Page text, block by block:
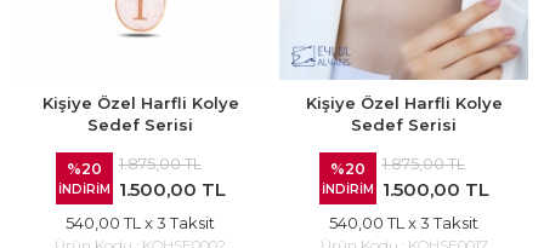
Kişiye Özel Harfli Kolye
Sedef Serisi
%20
İNDİRİM
1.875,00 TL
1.500,00 TL
540,00 TL x 3 Taksit
Kişiye Özel Harfli Kolye
Sedef Serisi
%20
İNDİRİM
1.875,00 TL
1.500,00 TL
540,00 TL x 3 Taksit